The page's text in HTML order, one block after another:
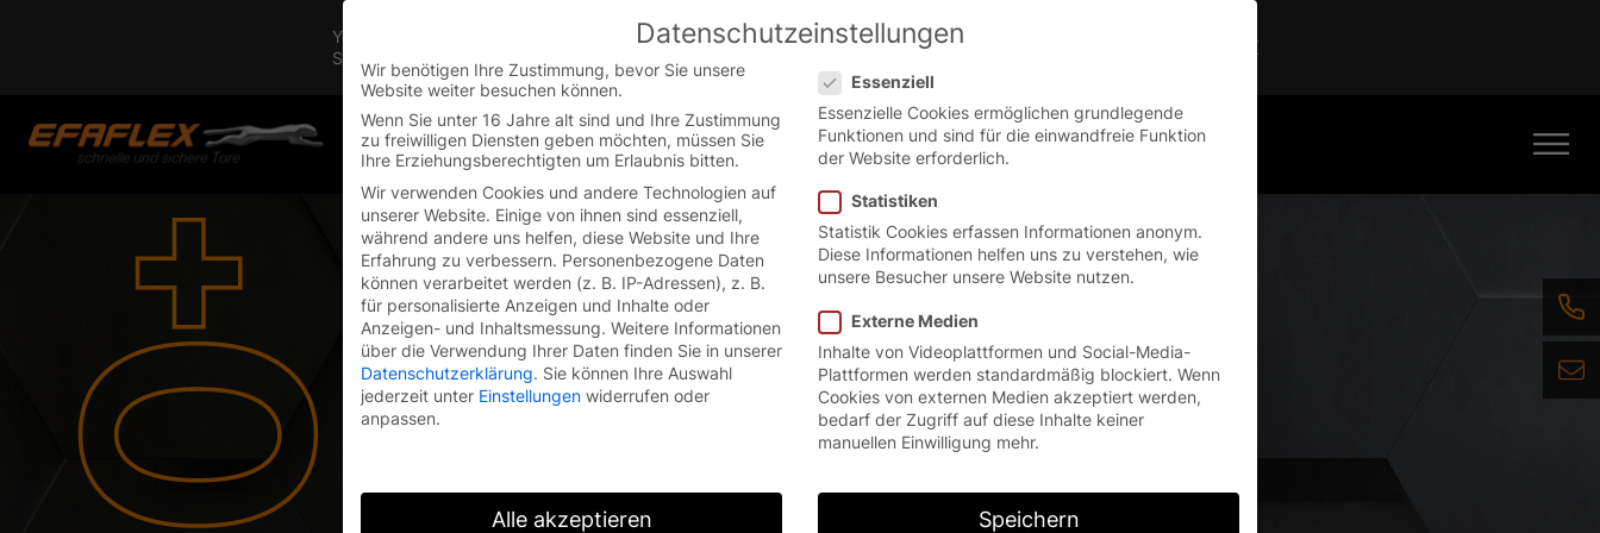
You are currently on the Austrian German website.
Switch to the English version.
English
Der führende
Herstellervon
Datenschutzeinstellungen
Wir benötigen Ihre Zustimmung, bevor Sie unsere
Website weiter besuchen können.
Wenn Sie unter 16 Jahre alt sind und Ihre Zustimmung
zu freiwilligen Diensten geben möchten, müssen Sie
Ihre Erziehungsberechtigten um Erlaubnis bitten.
Wir verwenden Cookies und andere Technologien auf
unserer Website. Einige von ihnen sind essenziell,
während andere uns helfen, diese Website und Ihre
Erfahrung zu verbessern. Personenbezogene Daten
können verarbeitet werden (z. B. IP-Adressen), z. B.
für personalisierte Anzeigen und Inhalte oder
Anzeigen- und Inhaltsmessung. Weitere Informationen
über die Verwendung Ihrer Daten finden Sie in unserer
Datenschutzerklärung. Sie können Ihre Auswahl
jederzeit unter Einstellungen widerrufen oder
anpassen.
Essenziell
Essenzielle Cookies ermöglichen grundlegende
Funktionen und sind für die einwandfreie Funktion
der Website erforderlich.
Statistiken
Statistik Cookies erfassen Informationen anonym.
Diese Informationen helfen uns zu verstehen, wie
unsere Besucher unsere Website nutzen.
Externe Medien
Inhalte von Videoplattformen und Social-Media-
Plattformen werden standardmäßig blockiert. Wenn
Cookies von externen Medien akzeptiert werden,
bedarf der Zugriff auf diese Inhalte keiner
manuellen Einwilligung mehr.
Alle akzeptieren Speichern